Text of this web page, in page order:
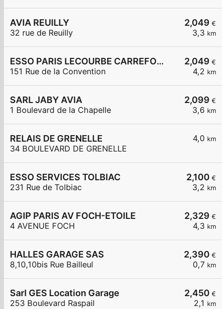
2,049 €
3,3 km
AVIA REUILLY
32 rue de Reuilly
2,049 €
4,2 km
ESSO PARIS LECOURBE CARREFOUR EXPRESS
151 Rue de la Convention
2,099 €
3,6 km
SARL JABY AVIA
1 Boulevard de la Chapelle
4,0 km
RELAIS DE GRENELLE
34 BOULEVARD DE GRENELLE
2,100 €
3,2 km
ESSO SERVICES TOLBIAC
231 Rue de Tolbiac
2,329 €
4,3 km
AGIP PARIS AV FOCH-ETOILE
4 AVENUE FOCH
2,390 €
0,7 km
HALLES GARAGE SAS
8,10,10bis Rue Bailleul
2,450 €
2,1 km
Sarl GES Location Garage
253 Boulevard Raspail